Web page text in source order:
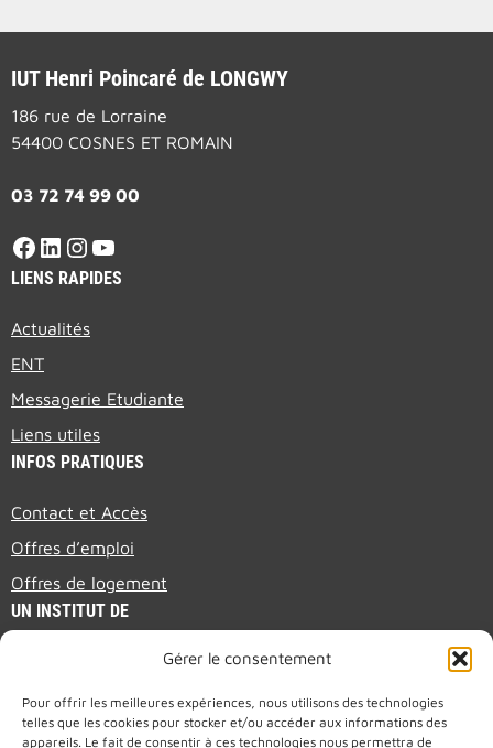
Gérer le consentement
Pour offrir les meilleures expériences, nous utilisons des technologies
telles que les cookies pour stocker et/ou accéder aux informations des
appareils. Le fait de consentir à ces technologies nous permettra de
IUT Henri Poincaré de LONGWY
186 rue de Lorraine
54400 COSNES ET ROMAIN
03 72 74 99 00
LIENS RAPIDES
Actualités
ENT
Messagerie Etudiante
Liens utiles
INFOS PRATIQUES
Contact et Accès
Offres d’emploi
Offres de logement
UN INSTITUT DE
PRESENTATION BROCHURE (EN)